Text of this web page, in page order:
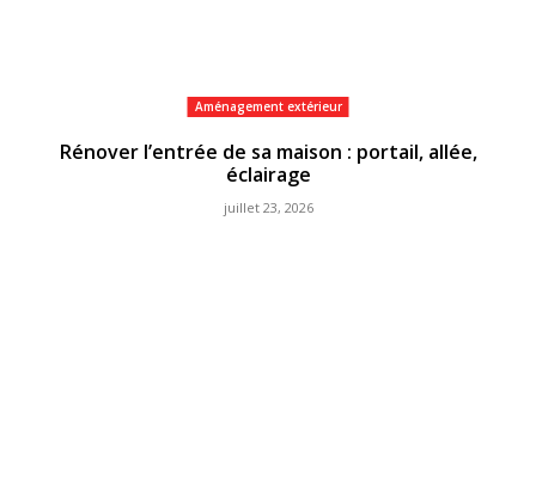
Aménagement extérieur
Rénover l’entrée de sa maison : portail, allée,
éclairage
juillet 23, 2026